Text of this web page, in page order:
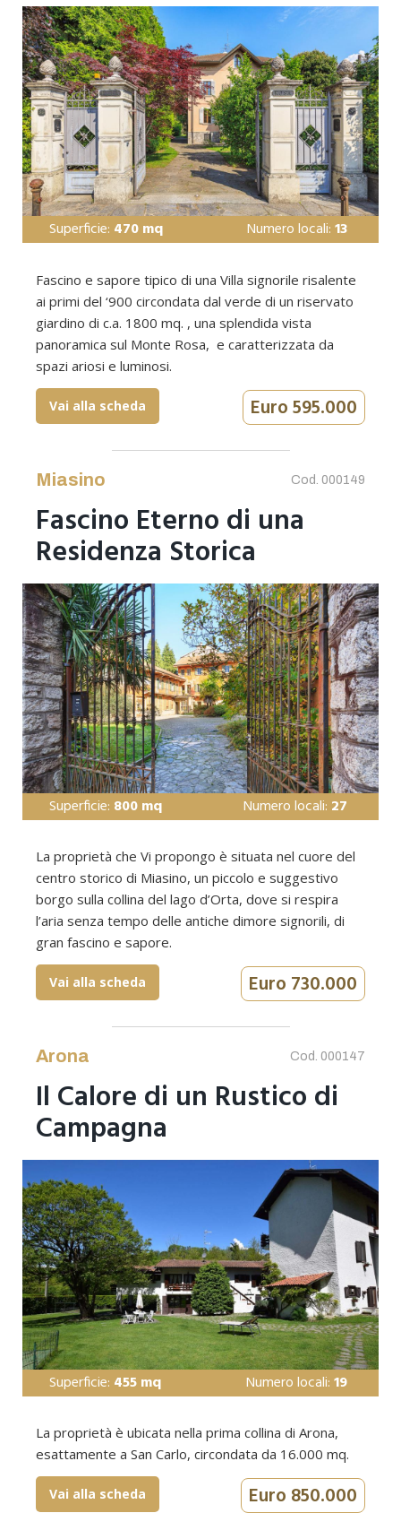
Superficie: 470 mq Numero locali:13
Fascino e sapore tipico di una Villa signorile risalente
ai primi del ‘900 circondata dal verde di un riservato
giardino di c.a. 1800 mq. , una splendida vista
panoramica sul Monte Rosa, e caratterizzata da
spazi ariosi e luminosi.
Euro 595.000
Vai alla scheda
Superficie: 800 mq Numero locali: 27
Miasino Cod. 000149
Fascino Eterno di una
Residenza Storica
La proprietà che Vi propongo è situata nel cuore del
centro storico di Miasino, un piccolo e suggestivo
borgo sulla collina del lago d’Orta, dove si respira
l’aria senza tempo delle antiche dimore signorili, di
gran fascino e sapore.
Euro 730.000
Vai alla scheda
Superficie: 455 mq Numero locali:19
Arona Cod. 000147
Il Calore di un Rustico di
Campagna
La proprietà è ubicata nella prima collina di Arona,
esattamente a San Carlo, circondata da 16.000 mq.
Euro 850.000
Vai alla scheda